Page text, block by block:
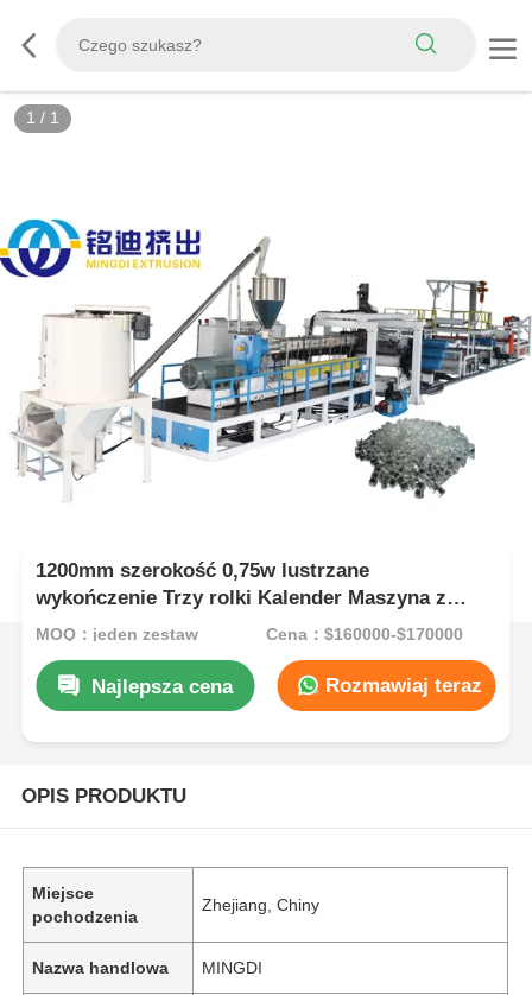
1 / 1
1200mm szerokość 0,75w lustrzane
wykończenie Trzy rolki Kalender Maszyna z
Siemens serwo silnik
MOQ：jeden zestaw Cena：$160000-$170000
Najlepsza cena Rozmawiaj teraz
OPIS PRODUKTU
Miejsce
pochodzenia
Zhejiang, Chiny
Nazwa handlowa MINGDI